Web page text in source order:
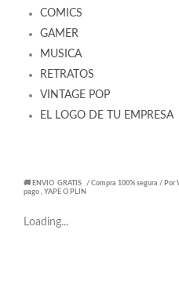
COMICS
GAMER
MUSICA
RETRATOS
VINTAGE POP
EL LOGO DE TU EMPRESA
🚚 ENVIO GRATIS / Compra 100% segura / Por
pago , YAPE O PLIN
Loading...